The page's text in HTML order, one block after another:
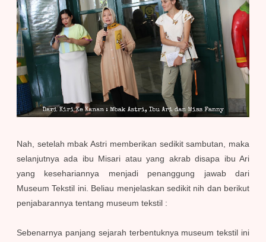
Nah, setelah mbak Astri memberikan sedikit sambutan, maka
selanjutnya ada ibu Misari atau yang akrab disapa ibu Ari
yang kesehariannya menjadi penanggung jawab dari
Museum Tekstil ini. Beliau menjelaskan sedikit nih dan berikut
penjabarannya tentang museum tekstil :
Sebenarnya panjang sejarah terbentuknya museum tekstil ini